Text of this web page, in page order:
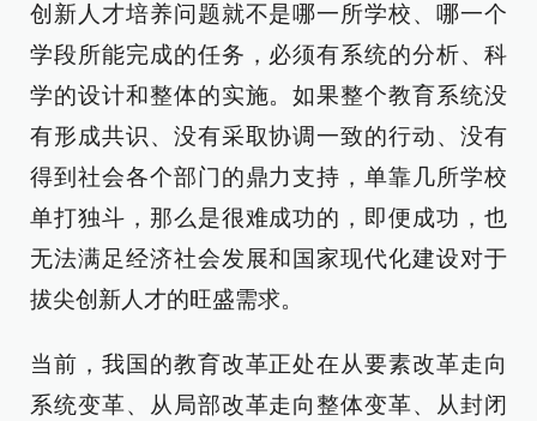
创新人才培养问题就不是哪一所学校、哪一个
学段所能完成的任务，必须有系统的分析、科
学的设计和整体的实施。如果整个教育系统没
有形成共识、没有采取协调一致的行动、没有
得到社会各个部门的鼎力支持，单靠几所学校
单打独斗，那么是很难成功的，即便成功，也
无法满足经济社会发展和国家现代化建设对于
拔尖创新人才的旺盛需求。
当前，我国的教育改革正处在从要素改革走向
系统变革、从局部改革走向整体变革、从封闭